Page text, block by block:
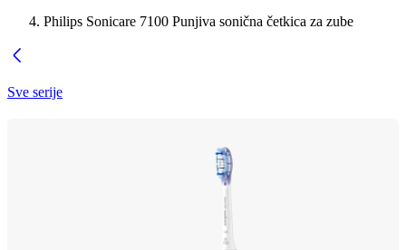
Philips Sonicare 7100 Punjiva sonična četkica za zube
Sve serije